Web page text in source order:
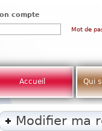
compte
Mot de
Accueil Qui
Modifier ma